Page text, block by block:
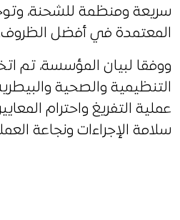
سريعة ومنظمة للشحنة،
المعتمدة في أفضل
ووفقا لبيان المؤسسة، تم
التنظيمية والصحية
عملية التفريغ واحترام
سلامة الإجراءات ونجاعة